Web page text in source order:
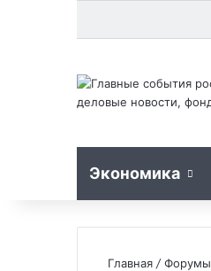
Экономика
Главная / Форумы